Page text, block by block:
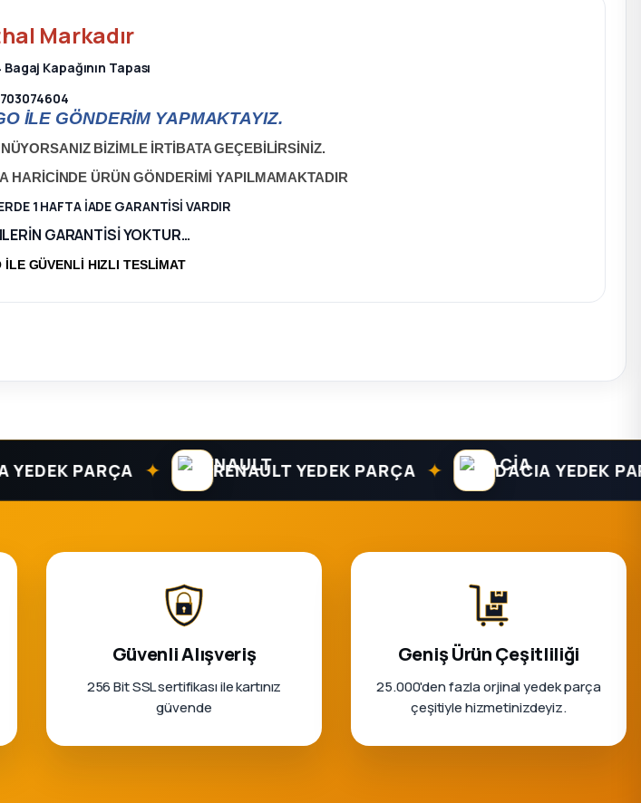
Markadır
Kapağının Tapası
İLE GÖNDERİM YAPMAKTAYIZ.
BİZİMLE İRTİBATA GEÇEBİLİRSİNİZ.
HARİCİNDE ÜRÜN GÖNDERİMİ YAPILMAMAKTADIR
1 HAFTA İADE GARANTİSİ VARDIR
GARANTİSİ YOKTUR…
GÜVENLİ HIZLI TESLİMAT
PARÇA ✦ RENAULT YEDEK PARÇA ✦ DACIA YEDEK PARÇA
Güvenli Alışveriş
256 Bit SSL sertifikası ile kartınız
güvende
Geniş Ürün Çeşitliliği
25.000'den fazla orjinal yedek parça
çeşitiyle hizmetinizdeyiz.